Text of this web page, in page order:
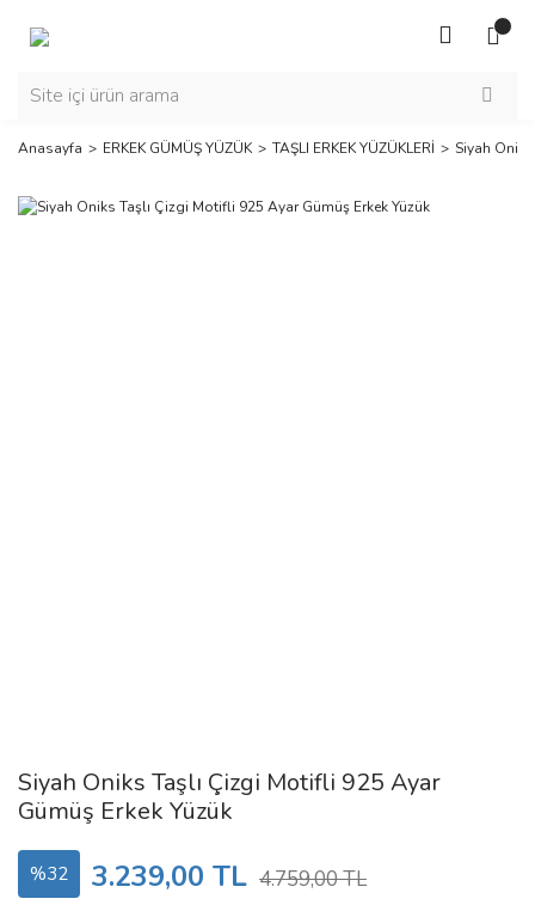
Anasayfa ERKEK GÜMÜŞ YÜZÜK TAŞLI ERKEK YÜZÜKLERİ Siyah
Siyah Oniks Taşlı Çizgi Motifli 925 Ayar
Gümüş Erkek Yüzük
%32 3.239,00 TL 4.759,00 TL